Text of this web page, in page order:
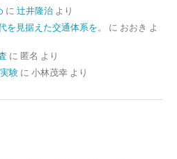
に 辻井隆治 より
を見据えた交通体系を。
に おおき よ
に 匿名 より
験 に 小林茂幸 より